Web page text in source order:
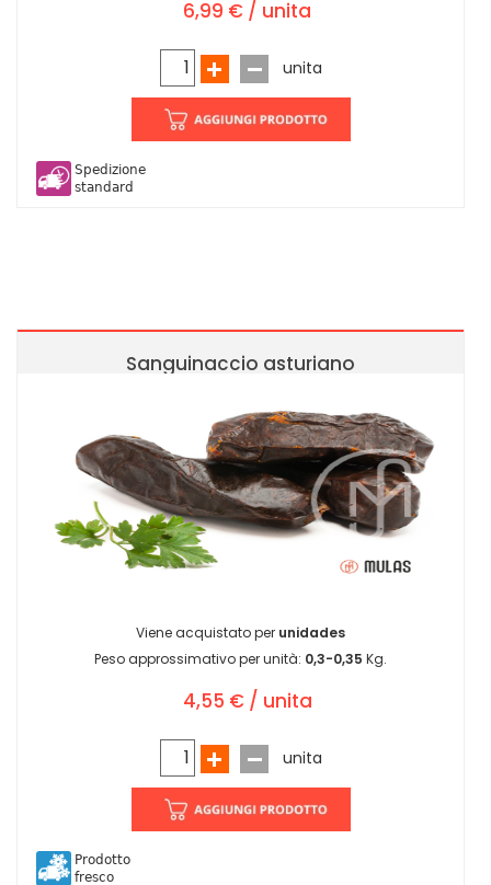
6,99 € / unita
unita
Spedizione
standard
Sanguinaccio asturiano
Viene acquistato per unidades
Peso approssimativo per unità: 0,3-0,35 Kg.
4,55 € / unita
unita
Prodotto
fresco